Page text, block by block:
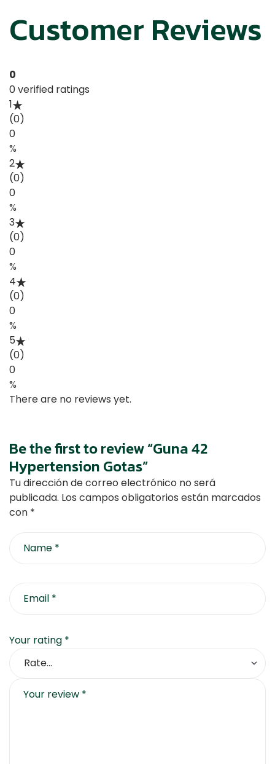
Customer Reviews
0
0 verified ratings
1
(0)
0
%
2
(0)
0
%
3
(0)
0
%
4
(0)
0
%
5
(0)
0
%
There are no reviews yet.
Be the first to review “Guna 42
Hypertension Gotas”
Tu dirección de correo electrónico no será
publicada. Los campos obligatorios están marcados
con *
Your rating *